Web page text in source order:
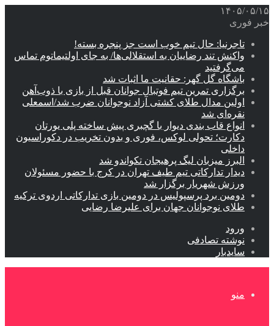
۱۴۰۵/۰۵/۱۵
خبر فوری
تاجرنیا: حال تیم خوب است جز پنجره بسته!
واکنش تند رضاییان به استقلالی‌ها/ به جای اولتیماتوم تماس
می‌گرفتید
باشگاه گل گهر: حقانیت ما اثبات شد
برگزاری تمرین تیم فوتبال جوانان قبل از بازی با ذوب‌آهن
اولین مدال طلای کشتی آزاد نوجوانان ضرب شد/اسمعلی
نقره‌ای شد
انواع قاب بندی دیوار با گچبری پیش ساخته پلی یورتان
دکارت؛ تحولی لوکس، فوری و بدون تخریب در دکوراسیون
داخلی
البرز میزبان لیگ پرهیجان تکواندو شد
دیدار تدارکاتی تیم طیف تهران در کرج با حضور مسئولان
ورزش شهریار برگزار شد
دومین برد پرسپولیس در دومین بازی تدارکاتی اردوی ترکیه
طلای نوجوانان جهان برای علیرضا رضایی
ورود
نوشته تصادفی
سایدبار
منو